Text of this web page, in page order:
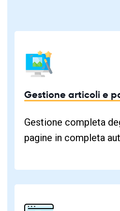
Gestione articoli e
Gestione completa
pagine in completa